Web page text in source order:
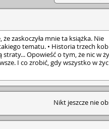
że zaskoczyła mnie ta książka. Nie
tematu. • Historia trzech
straty... Opowieść o tym, że nic w
I co zrobić, gdy wszystko w
zdecydowanie tak!
Nikt jeszcze nie